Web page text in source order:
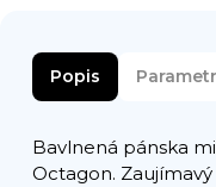
Popis
Bavlnená pánska
Octagon.